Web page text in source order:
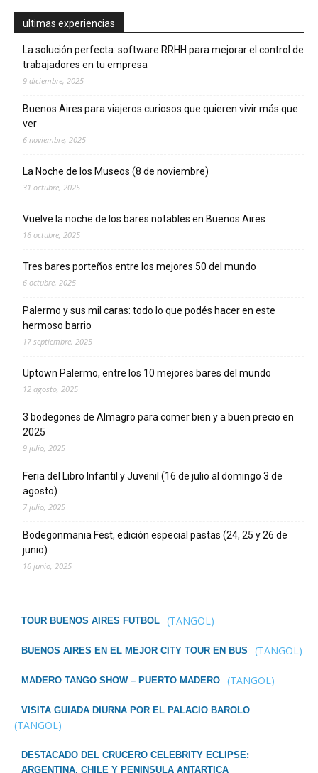
ultimas experiencias
La solución perfecta: software RRHH para mejorar el control de
trabajadores en tu empresa
9 diciembre, 2025
Buenos Aires para viajeros curiosos que quieren vivir más que
ver
6 noviembre, 2025
La Noche de los Museos (8 de noviembre)
31 octubre, 2025
Vuelve la noche de los bares notables en Buenos Aires
16 octubre, 2025
Tres bares porteños entre los mejores 50 del mundo
6 octubre, 2025
Palermo y sus mil caras: todo lo que podés hacer en este
hermoso barrio
17 septiembre, 2025
Uptown Palermo, entre los 10 mejores bares del mundo
12 agosto, 2025
3 bodegones de Almagro para comer bien y a buen precio en
2025
9 julio, 2025
Feria del Libro Infantil y Juvenil (16 de julio al domingo 3 de
agosto)
7 julio, 2025
Bodegonmania Fest, edición especial pastas (24, 25 y 26 de
junio)
16 junio, 2025
TOUR BUENOS AIRES FUTBOL (TANGOL)
BUENOS AIRES EN EL MEJOR CITY TOUR EN BUS (TANGOL)
MADERO TANGO SHOW – PUERTO MADERO (TANGOL)
VISITA GUIADA DIURNA POR EL PALACIO BAROLO
(TANGOL)
DESTACADO DEL CRUCERO CELEBRITY ECLIPSE:
ARGENTINA, CHILE Y PENINSULA ANTARTICA